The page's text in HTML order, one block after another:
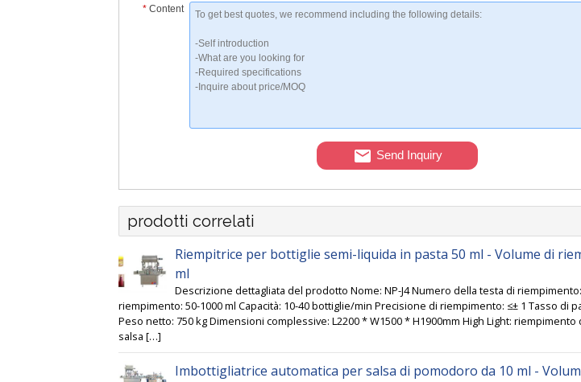
* Content
Send Inquiry
prodotti correlati
Riempitrice per bottiglie semi-liquida in pasta 50 ml - Volume di
ml
Descrizione dettagliata del prodotto Nome: NP-J4 Numero della testa di
riempimento: 50-1000 ml Capacità: 10-40 bottiglie/min Precisione di riempimento: ≤± 1 Tasso di
Peso netto: 750 kg Dimensioni complessive: L2200 * W1500 * H1900mm High Light: riempimento
salsa […]
Imbottigliatrice automatica per salsa di pomodoro da 10 ml -